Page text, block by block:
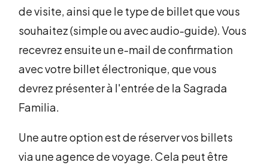
de visite, ainsi que le type de billet que vous
souhaitez (simple ou avec audio-guide). Vous
recevrez ensuite un e-mail de confirmation
avec votre billet électronique, que vous
devrez présenter à l'entrée de la Sagrada
Familia.
Une autre option est de réserver vos billets
via une agence de voyage. Cela peut être